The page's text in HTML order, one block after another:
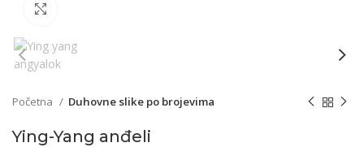
Početna Duhovne slike po brojevima
Ying-Yang anđeli